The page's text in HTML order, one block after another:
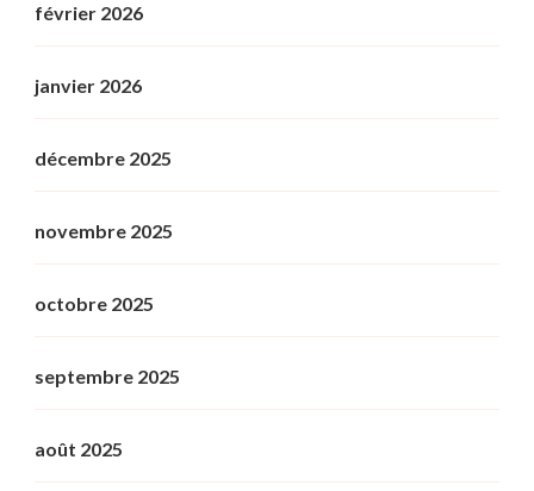
février 2026
janvier 2026
décembre 2025
novembre 2025
octobre 2025
septembre 2025
août 2025